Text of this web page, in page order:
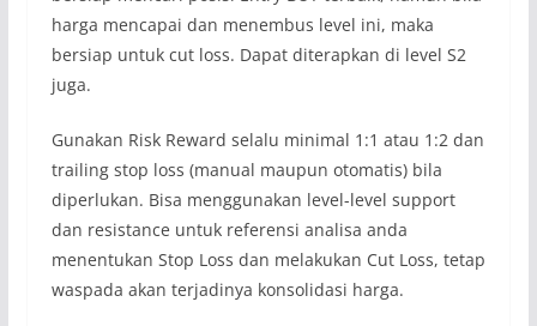
harga mencapai dan menembus level ini, maka
bersiap untuk cut loss. Dapat diterapkan di level S2
juga.
Gunakan Risk Reward selalu minimal 1:1 atau 1:2 dan
trailing stop loss (manual maupun otomatis) bila
diperlukan. Bisa menggunakan level-level support
dan resistance untuk referensi analisa anda
menentukan Stop Loss dan melakukan Cut Loss, tetap
waspada akan terjadinya konsolidasi harga.